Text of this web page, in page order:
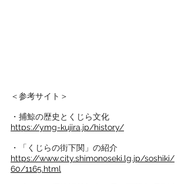
＜参考サイト＞
・捕鯨の歴史とくじら文化
https://ymg-kujira.jp/history/
・「くじらの街下関」の紹介
https://www.city.shimonoseki.lg.jp/soshiki/
60/1165.html